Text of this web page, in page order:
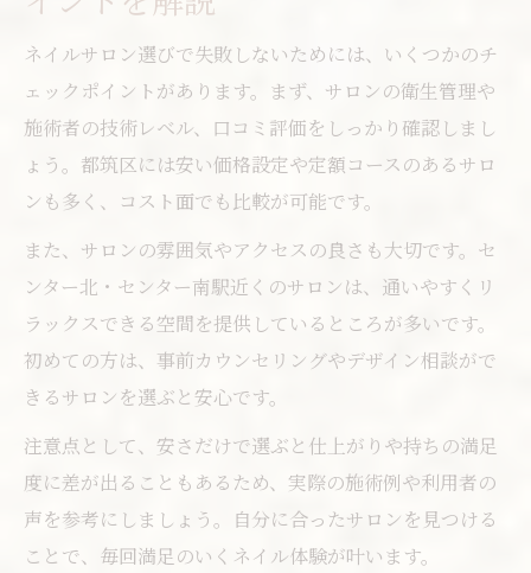
ネイルサロン選びで失敗しないためには、いくつかのチ
ェックポイントがあります。まず、サロンの衛生管理や
施術者の技術レベル、口コミ評価をしっかり確認しまし
ょう。都筑区には安い価格設定や定額コースのあるサロ
ンも多く、コスト面でも比較が可能です。
また、サロンの雰囲気やアクセスの良さも大切です。セ
ンター北・センター南駅近くのサロンは、通いやすくリ
ラックスできる空間を提供しているところが多いです。
初めての方は、事前カウンセリングやデザイン相談がで
きるサロンを選ぶと安心です。
注意点として、安さだけで選ぶと仕上がりや持ちの満足
度に差が出ることもあるため、実際の施術例や利用者の
声を参考にしましょう。自分に合ったサロンを見つける
ことで、毎回満足のいくネイル体験が叶います。